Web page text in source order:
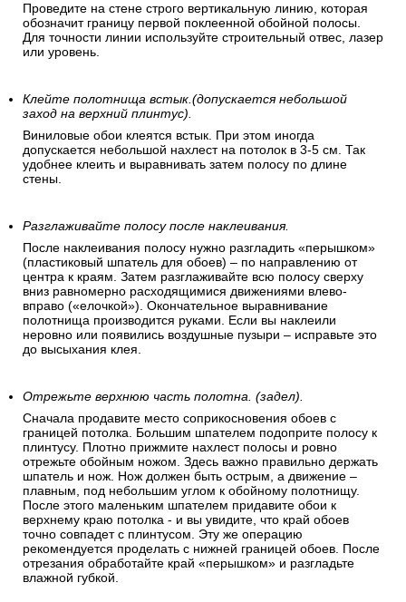
Проведите на стене строго вертикальную линию, которая
обозначит границу первой поклеенной обойной полосы.
Для точности линии используйте строительный отвес, лазер
или уровень.
Клейте полотнища встык.(допускается небольшой
заход на верхний плинтус).
Виниловые обои клеятся встык. При этом иногда
допускается небольшой нахлест на потолок в 3-5 см. Так
удобнее клеить и выравнивать затем полосу по длине
стены.
Разглаживайте полосу после наклеивания.
После наклеивания полосу нужно разгладить «перышком»
(пластиковый шпатель для обоев) – по направлению от
центра к краям. Затем разглаживайте всю полосу сверху
вниз равномерно расходящимися движениями влево-
вправо («елочкой»). Окончательное выравнивание
полотнища производится руками. Если вы наклеили
неровно или появились воздушные пузыри – исправьте это
до высыхания клея.
Отрежьте верхнюю часть полотна. (задел).
Сначала продавите место соприкосновения обоев с
границей потолка. Большим шпателем подоприте полосу к
плинтусу. Плотно прижмите нахлест полосы и ровно
отрежьте обойным ножом. Здесь важно правильно держать
шпатель и нож. Нож должен быть острым, а движение –
плавным, под небольшим углом к обойному полотнищу.
После этого маленьким шпателем придавите обои к
верхнему краю потолка - и вы увидите, что край обоев
точно совпадет с плинтусом. Эту же операцию
рекомендуется проделать с нижней границей обоев. После
отрезания обработайте край «перышком» и разгладьте
влажной губкой.